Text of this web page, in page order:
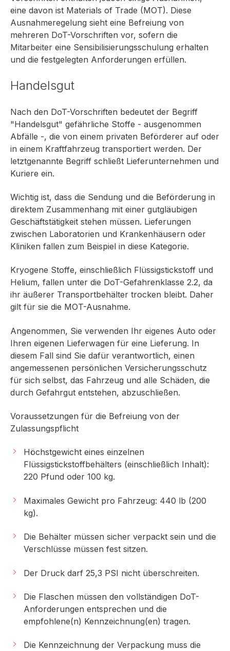
eine davon ist Materials of Trade (MOT). Diese
Ausnahmeregelung sieht eine Befreiung von
mehreren DoT-Vorschriften vor, sofern die
Mitarbeiter eine Sensibilisierungsschulung erhalten
und die festgelegten Anforderungen erfüllen.
Handelsgut
Nach den DoT-Vorschriften bedeutet der Begriff
"Handelsgut" gefährliche Stoffe - ausgenommen
Abfälle -, die von einem privaten Beförderer auf oder
in einem Kraftfahrzeug transportiert werden. Der
letztgenannte Begriff schließt Lieferunternehmen und
Kuriere ein.
Wichtig ist, dass die Sendung und die Beförderung in
direktem Zusammenhang mit einer gutgläubigen
Geschäftstätigkeit stehen müssen. Lieferungen
zwischen Laboratorien und Krankenhäusern oder
Kliniken fallen zum Beispiel in diese Kategorie.
Kryogene Stoffe, einschließlich Flüssigstickstoff und
Helium, fallen unter die DoT-Gefahrenklasse 2.2, da
ihr äußerer Transportbehälter trocken bleibt. Daher
gilt für sie die MOT-Ausnahme.
Angenommen, Sie verwenden Ihr eigenes Auto oder
Ihren eigenen Lieferwagen für eine Lieferung. In
diesem Fall sind Sie dafür verantwortlich, einen
angemessenen persönlichen Versicherungsschutz
für sich selbst, das Fahrzeug und alle Schäden, die
durch Gefahrgut entstehen, abzuschließen.
Voraussetzungen für die Befreiung von der
Zulassungspflicht
Höchstgewicht eines einzelnen
Flüssigstickstoffbehälters (einschließlich Inhalt):
220 Pfund oder 100 kg.
Maximales Gewicht pro Fahrzeug: 440 lb (200
kg).
Die Behälter müssen sicher verpackt sein und die
Verschlüsse müssen fest sitzen.
Der Druck darf 25,3 PSI nicht überschreiten.
Die Flaschen müssen den vollständigen DoT-
Anforderungen entsprechen und die
empfohlene(n) Kennzeichnung(en) tragen.
Die Kennzeichnung der Verpackung muss die